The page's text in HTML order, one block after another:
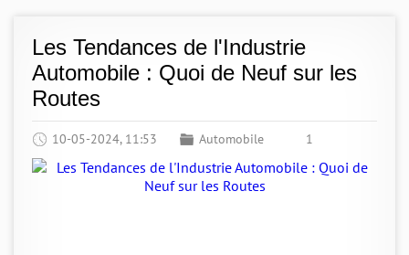
Les Tendances de l'Industrie
Automobile : Quoi de Neuf sur les
Routes
10-05-2024, 11:53 Automobile 1